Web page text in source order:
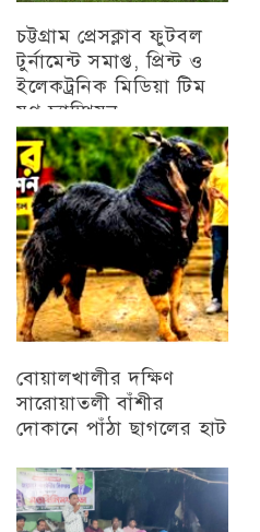
চট্টগ্রাম প্রেসক্লাব ফুটবল
টুর্নামেন্ট সমাপ্ত, প্রিন্ট ও
ইলেকট্রনিক মিডিয়া টিম
যুগ্ন চ্যাম্পিয়ন
চট্টগ্রাম
বোয়ালখালীর দক্ষিণ
সারোয়াতলী বাঁশীর
দোকানে পাঁঠা ছাগলের হাট
চট্টগ্রাম